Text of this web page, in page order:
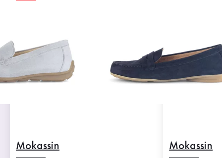
Mokassin Mokassin